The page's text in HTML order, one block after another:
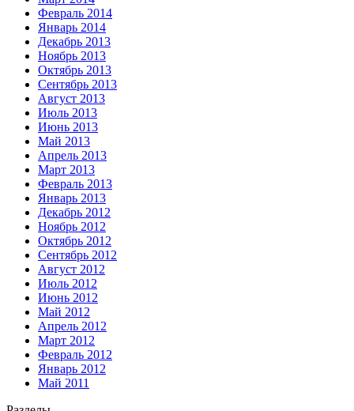
Февраль 2014
Январь 2014
Декабрь 2013
Ноябрь 2013
Октябрь 2013
Сентябрь 2013
Август 2013
Июль 2013
Июнь 2013
Май 2013
Апрель 2013
Март 2013
Февраль 2013
Январь 2013
Декабрь 2012
Ноябрь 2012
Октябрь 2012
Сентябрь 2012
Август 2012
Июль 2012
Июнь 2012
Май 2012
Апрель 2012
Март 2012
Февраль 2012
Январь 2012
Май 2011